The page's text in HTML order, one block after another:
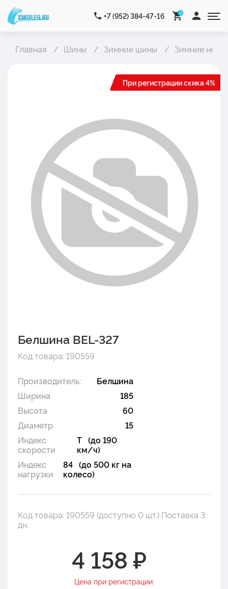
+7 (952) 384-47-16 0
Главная Шины Зимние шины Зимние
Белшина BEL-327
Код товара: 190559
Производитель:
Белшина
Ширина
185
Высота
60
Диаметр
15
Индекс
скорости
T (до 190
км/ч)
Индекс
нагрузки
84 (до 500 кг на
колесо)
Код товара: 190559 (доступно 0 шт.) Поставка 3
дн.
4 158 ₽
Цена при регистрации:
При регистрации скика 4%